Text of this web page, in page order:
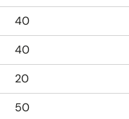
40
40
20
50